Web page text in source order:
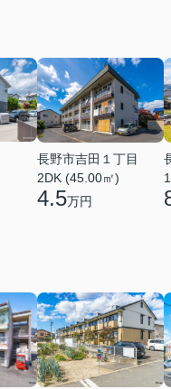
長野市吉田１丁目
2DK (45.00㎡)
4.5万円